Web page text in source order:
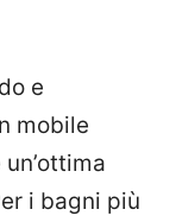
e
mobile
i bagni più